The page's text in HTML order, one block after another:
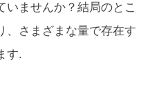
いませんか？結局のとこ
、さまざまな量で存在す
す.